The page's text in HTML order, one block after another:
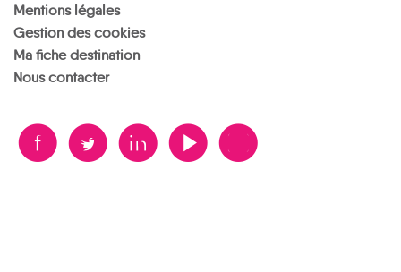
Mentions légales
Gestion des cookies
Ma fiche destination
Nous contacter
B A D F V